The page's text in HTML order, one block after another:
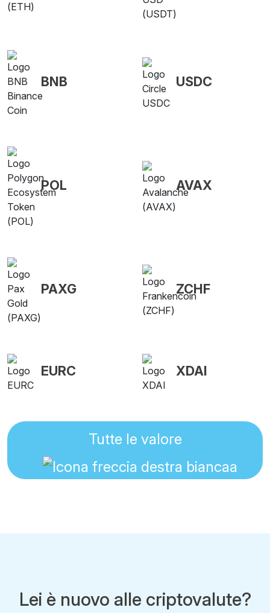
BNB USDC
POL AVAX
PAXG ZCHF
EURC XDAI
Tutte le valore
Lei è nuovo alle criptovalute?